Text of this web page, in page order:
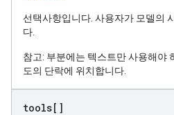
선택사항입니다. 사용자가 모델의
다.
참고: 부분에는 텍스트만 사용해야
도의 단락에 위치합니다.
tools[]